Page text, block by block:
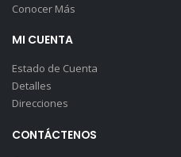
Conocer Más
MI CUENTA
Estado de Cuenta
Detalles
Direcciones
CONTÁCTENOS